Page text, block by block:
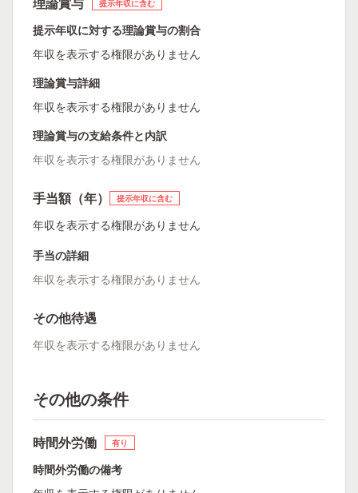
提示年収に含む
提示年収に対する理論賞与の割合
年収を表示する権限がありません
理論賞与詳細
年収を表示する権限がありません
理論賞与の支給条件と内訳
年収を表示する権限がありません
手当額（年） 提示年収に含む
年収を表示する権限がありません
手当の詳細
年収を表示する権限がありません
その他待遇
年収を表示する権限がありません
その他の条件
時間外労働 有り
時間外労働の備考